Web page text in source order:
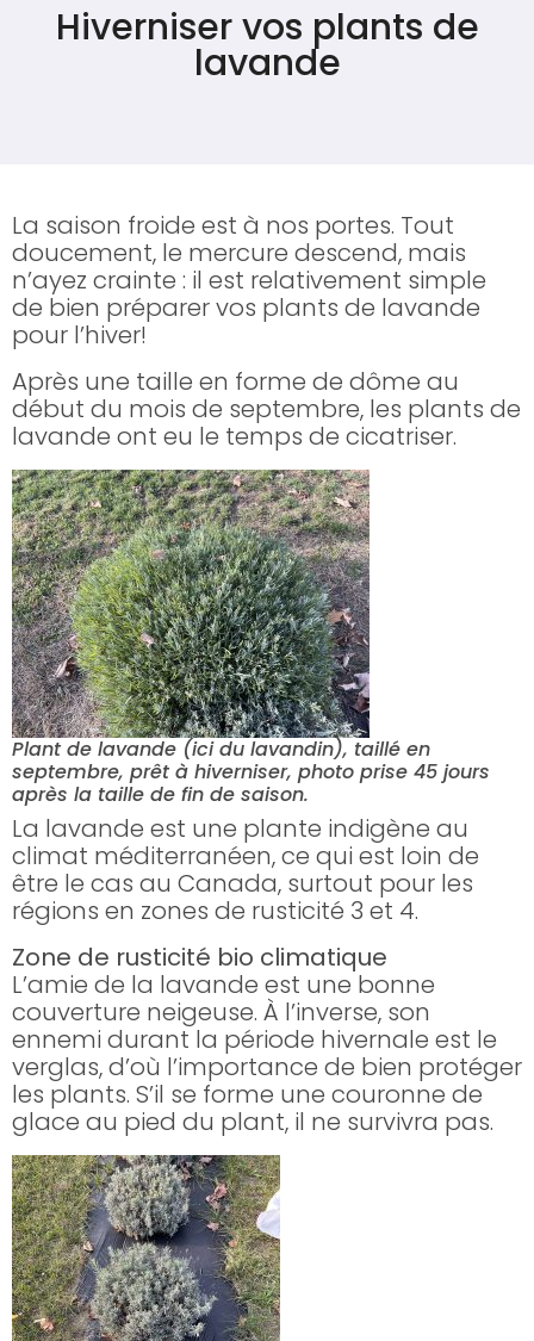
Hiverniser vos plants de
lavande
La saison froide est à nos portes. Tout
doucement, le mercure descend, mais
n’ayez crainte : il est relativement simple
de bien préparer vos plants de lavande
pour l’hiver!
Après une taille en forme de dôme au
début du mois de septembre, les plants de
lavande ont eu le temps de cicatriser.
Plant de lavande (ici du lavandin), taillé en
septembre, prêt à hiverniser, photo prise 45 jours
après la taille de fin de saison.
La lavande est une plante indigène au
climat méditerranéen, ce qui est loin de
être le cas au Canada, surtout pour les
régions en zones de rusticité 3 et 4.
Zone de rusticité bio climatique
L’amie de la lavande est une bonne
couverture neigeuse. À l’inverse, son
ennemi durant la période hivernale est le
verglas, d’où l’importance de bien protéger
les plants. S’il se forme une couronne de
glace au pied du plant, il ne survivra pas.